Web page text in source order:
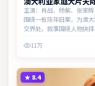
主演：肖战、杨紫、张家
围绕一桩陈年旧案，为澳
交界处，叙事围绕人物抉
11万
★ 8.4